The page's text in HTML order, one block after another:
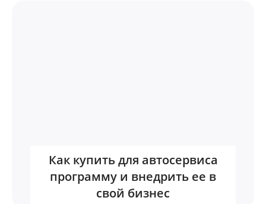
Как купить для автосервиса
программу и внедрить ее в
свой бизнес